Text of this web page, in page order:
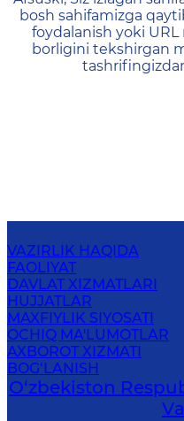
bosh sahifamizga
foydalanish yoki
borligini tekshirgan
VAZIRLIK HAQIDA
FAOLIYAT
DAVLAT XIZMATLARI
HUJJATLAR
MAXFIYLIK SIYOSATI
OCHIQ MA'LUMOTLAR
AXBOROT XIZMATI
BOG‘LANISH
O‘zbekiston